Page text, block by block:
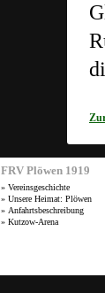
FRV Plöwen 1919
» Vereinsgeschichte
» Unsere Heimat: Plöwen
» Anfahrtsbeschreibung
» Kutzow-Arena